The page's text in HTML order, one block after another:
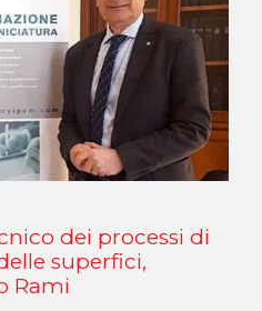
dei processi di
superfici,
Rami